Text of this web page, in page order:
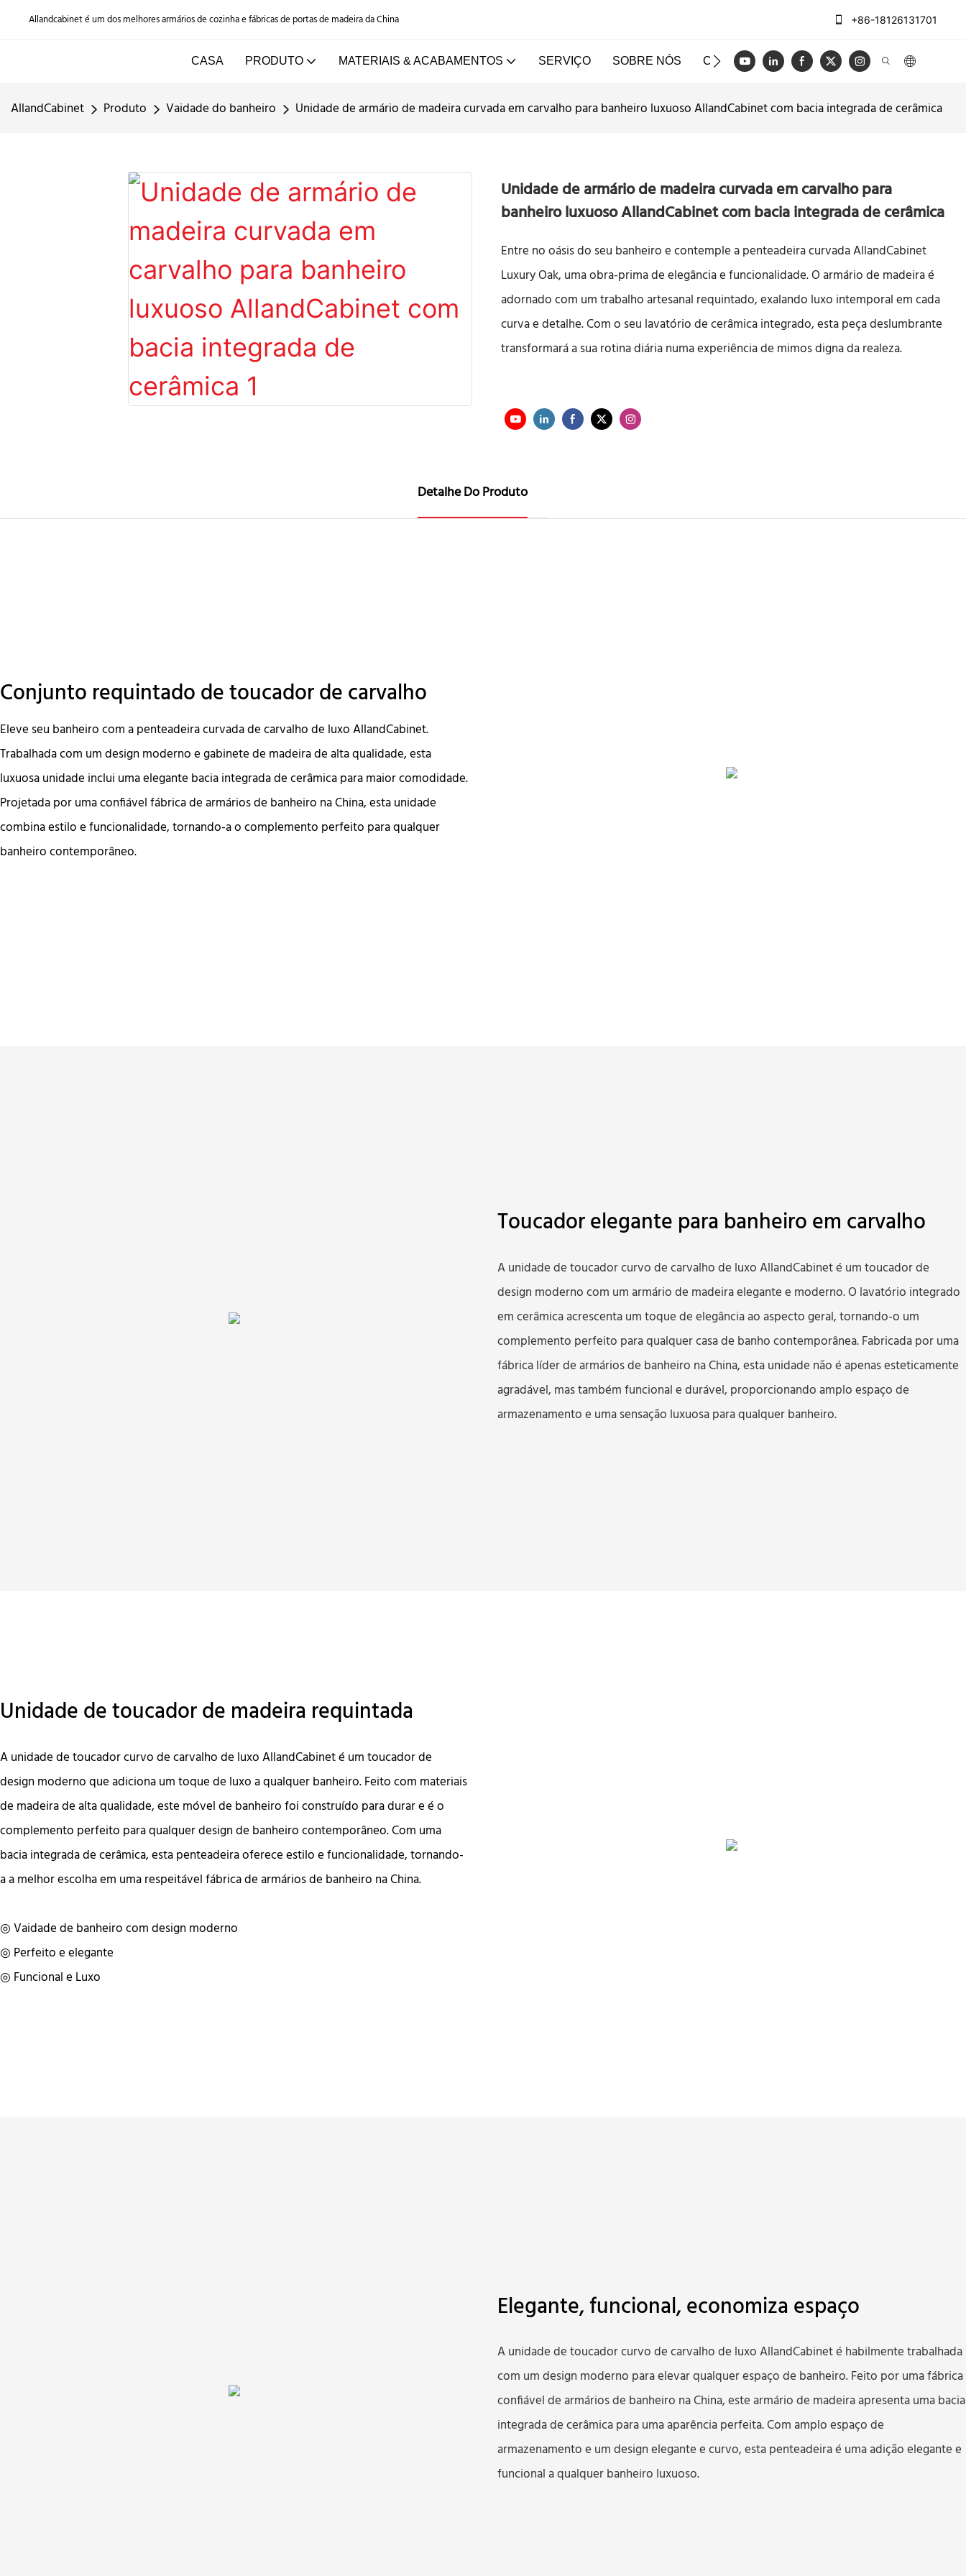
Allandcabinet é um dos melhores armários de cozinha e fábricas de portas de madeira da China +86-18126131701
CASA PRODUTO MATERIAIS & ACABAMENTOS SERVIÇO SOBRE NÓS CASOS BLOG VÍDEO ENTRE EM
AllandCabinet Produto Vaidade do banheiro Unidade de armário de madeira curvada em carvalho para banheiro luxuoso AllandCabinet com bacia integrada de cerâmica
Unidade de armário de madeira curvada em carvalho para
banheiro luxuoso AllandCabinet com bacia integrada de cerâmica
Entre no oásis do seu banheiro e contemple a penteadeira curvada AllandCabinet
Luxury Oak, uma obra-prima de elegância e funcionalidade. O armário de madeira é
adornado com um trabalho artesanal requintado, exalando luxo intemporal em cada
curva e detalhe. Com o seu lavatório de cerâmica integrado, esta peça deslumbrante
transformará a sua rotina diária numa experiência de mimos digna da realeza.
Detalhe Do Produto
Conjunto requintado de toucador de carvalho
Eleve seu banheiro com a penteadeira curvada de carvalho de luxo AllandCabinet.
Trabalhada com um design moderno e gabinete de madeira de alta qualidade, esta
luxuosa unidade inclui uma elegante bacia integrada de cerâmica para maior comodidade.
Projetada por uma confiável fábrica de armários de banheiro na China, esta unidade
combina estilo e funcionalidade, tornando-a o complemento perfeito para qualquer
banheiro contemporâneo.
Toucador elegante para banheiro em carvalho
A unidade de toucador curvo de carvalho de luxo AllandCabinet é um toucador de
design moderno com um armário de madeira elegante e moderno. O lavatório integrado
em cerâmica acrescenta um toque de elegância ao aspecto geral, tornando-o um
complemento perfeito para qualquer casa de banho contemporânea. Fabricada por uma
fábrica líder de armários de banheiro na China, esta unidade não é apenas esteticamente
agradável, mas também funcional e durável, proporcionando amplo espaço de
armazenamento e uma sensação luxuosa para qualquer banheiro.
Unidade de toucador de madeira requintada
A unidade de toucador curvo de carvalho de luxo AllandCabinet é um toucador de
design moderno que adiciona um toque de luxo a qualquer banheiro. Feito com materiais
de madeira de alta qualidade, este móvel de banheiro foi construído para durar e é o
complemento perfeito para qualquer design de banheiro contemporâneo. Com uma
bacia integrada de cerâmica, esta penteadeira oferece estilo e funcionalidade, tornando-
a a melhor escolha em uma respeitável fábrica de armários de banheiro na China.
◎ Vaidade de banheiro com design moderno
◎ Perfeito e elegante
◎ Funcional e Luxo
Elegante, funcional, economiza espaço
A unidade de toucador curvo de carvalho de luxo AllandCabinet é habilmente trabalhada
com um design moderno para elevar qualquer espaço de banheiro. Feito por uma fábrica
confiável de armários de banheiro na China, este armário de madeira apresenta uma bacia
integrada de cerâmica para uma aparência perfeita. Com amplo espaço de
armazenamento e um design elegante e curvo, esta penteadeira é uma adição elegante e
funcional a qualquer banheiro luxuoso.